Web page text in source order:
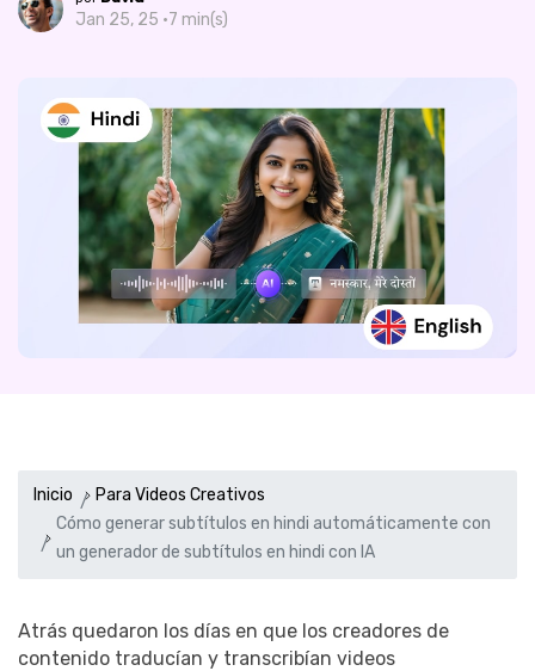
Jan 25, 25 ·7 min(s)
Inicio
Para Videos Creativos
Cómo generar subtítulos en hindi automáticamente con
un generador de subtítulos en hindi con IA
Atrás quedaron los días en que los creadores de
contenido traducían y transcribían videos